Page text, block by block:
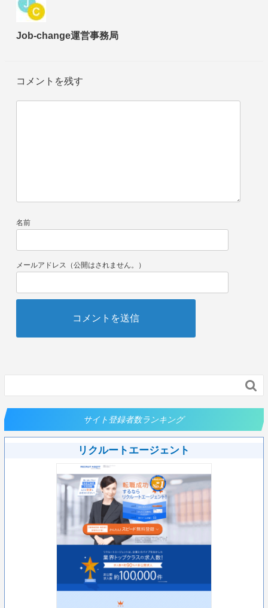
Job-change運営事務局
コメントを残す
名前
メールアドレス（公開はされません。）

サイト登録者数ランキング
リクルートエージェント